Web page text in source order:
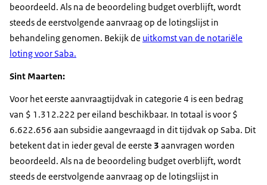
beoordeeld. Als na de beoordeling budget overblijft, wordt
steeds de eerstvolgende aanvraag op de lotingslijst in
behandeling genomen. Bekijk de uitkomst van de notariële
loting voor Saba.
Sint Maarten:
Voor het eerste aanvraagtijdvak in categorie 4 is een bedrag
van $ 1.312.222 per eiland beschikbaar. In totaal is voor $
6.622.656 aan subsidie aangevraagd in dit tijdvak op Saba. Dit
betekent dat in ieder geval de eerste 3 aanvragen worden
beoordeeld. Als na de beoordeling budget overblijft, wordt
steeds de eerstvolgende aanvraag op de lotingslijst in